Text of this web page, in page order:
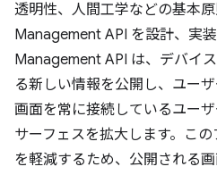
透明性、人間工学などの基本
Management API を設計、実
Management API は、デバイ
る新しい情報を公開し、ユー
画面を常に接続しているユー
サーフェスを拡大します。こ
を軽減するため、公開される